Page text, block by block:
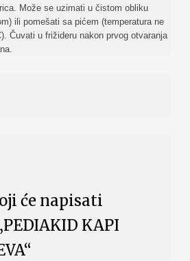
Može se uzimati u čistom obliku
ili pomešati sa pićem (temperatura ne
Čuvati u frižideru nakon prvog otvaranja
će napisati
KAPI